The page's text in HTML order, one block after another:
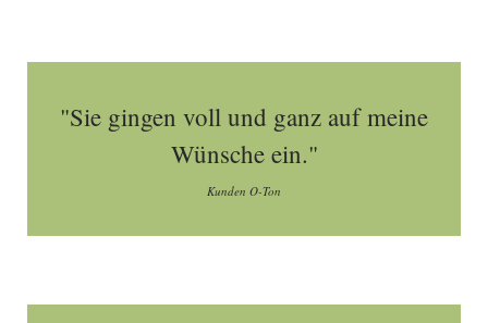
"Sie gingen voll und ganz auf meine
Wünsche ein."
Kunden O-Ton